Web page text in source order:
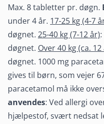
Max. 8 tabletter pr. døgn.
under 4 år. 17-25 kg (4-7
døgnet.25-40 kg (7-12 år)
døgnet. Over 40 kg (ca. 12
døgnet. 1000 mg
gives til børn, som vejer
paracetamol må ikke
anvendes: Ved allergi
hjælpestof, svært nedsat